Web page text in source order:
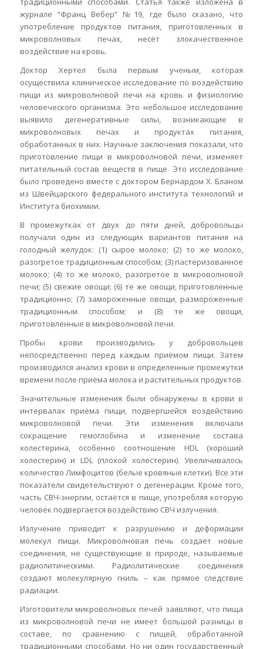
журнале “Франц Вебер” №19, где было сказано, что
употребление продуктов питания, приготовленных в
микроволновых печах, несёт злокачественное
воздействие на кровь.
Доктор Хертел была первым ученым, которая
осуществила клиническое исследование по воздействию
пищи из микроволновой печи на кровь и физиологию
человеческого организма. Это небольшое исследование
выявило дегенеративные силы, возникающие в
микроволновых печах и продуктах питания,
обработанных в них. Научные заключения показали, что
приготовление пищи в микроволновой печи, изменяет
питательный состав веществ в пище. Это исследование
было проведено вместе с доктором Бернардом Х. Бланом
из Швейцарского федерального института технологий и
Института биохимии.
В промежутках от двух до пяти дней, добровольцы
получали один из следующих вариантов питания на
голодный желудок: (1) сырое молоко; (2) то же молоко,
разогретое традиционным способом; (3) пастеризованное
молоко; (4) то же молоко, разогретое в микроволновой
печи; (5) свежие овощи; (6) те же овощи, приготовленные
традиционно; (7) замороженные овощи, размороженные
традиционным способом; и (8) те же овощи,
приготовленные в микроволновой печи.
Пробы крови производились у добровольцев
непосредственно перед каждым приёмом пищи. Затем
производился анализ крови в определенные промежутки
времени после приёма молока и растительных продуктов.
Значительные изменения были обнаружены в крови в
интервалах приёма пищи, подвергшейся воздействию
микроволновой печи. Эти изменения включали
сокращение гемоглобина и изменение состава
холестерина, особенно соотношение HDL (хороший
холестерин) и LDL (плохой холестерин). Увеличивалось
количество Лимфоцитов (белые кровяные клетки). Все эти
показатели свидетельствуют о дегенерации. Кроме того,
часть СВЧ-энергии, остаётся в пище, употребляя которую
человек подвергается воздействию СВЧ излучения.
Излучение приводит к разрушению и деформации
молекул пищи. Микроволновая печь создает новые
соединения, не существующие в природе, называемые
радиолитическими. Радиолитические соединения
создают молекулярную гниль – как прямое следствие
радиации.
Изготовители микроволновых печей заявляют, что пища
из микроволновой печи не имеет большой разницы в
составе, по сравнению с пищей, обработанной
традиционными способами. Но ни один государственный